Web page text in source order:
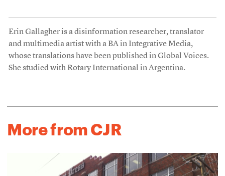
Erin Gallagher is a disinformation researcher, translator
and multimedia artist with a BA in Integrative Media,
whose translations have been published in Global Voices.
She studied with Rotary International in Argentina.
More from CJR